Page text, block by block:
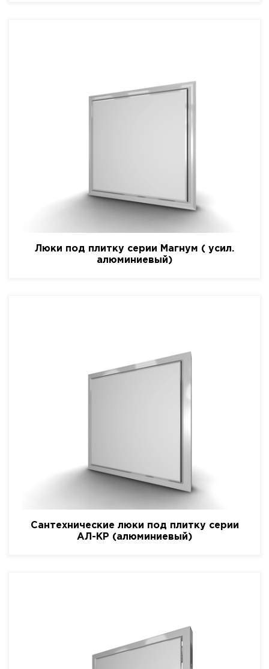
Люки под плитку серии Магнум ( усил.
алюминиевый)
Сантехнические люки под плитку серии
АЛ-КР (алюминиевый)